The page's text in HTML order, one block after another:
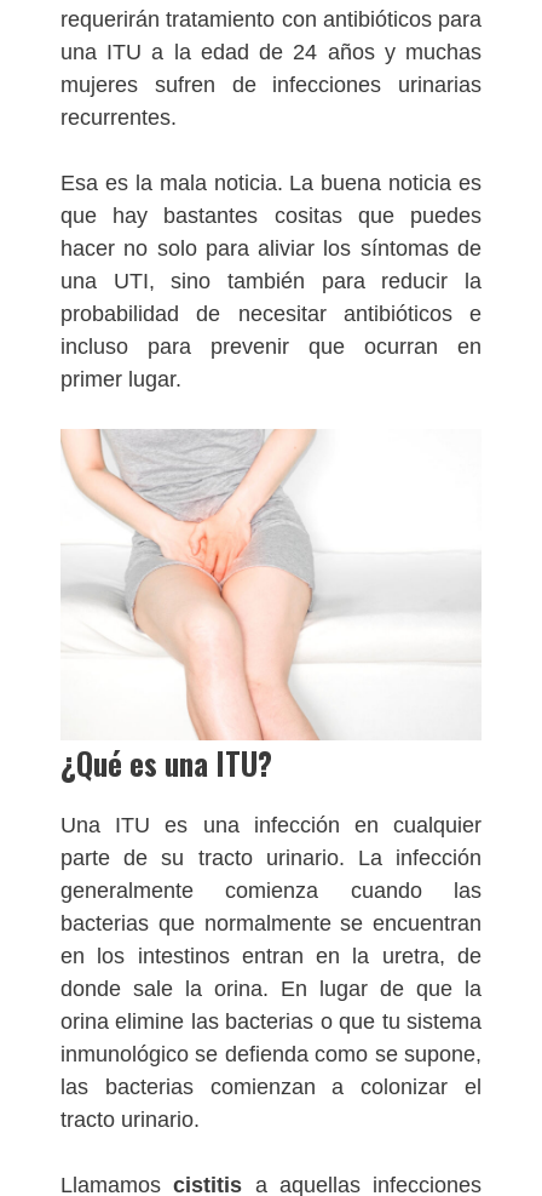
requerirán tratamiento con antibióticos para
una ITU a la edad de 24 años y muchas
mujeres sufren de infecciones urinarias
recurrentes.
Esa es la mala noticia. La buena noticia es
que hay bastantes cositas que puedes
hacer no solo para aliviar los síntomas de
una UTI, sino también para reducir la
probabilidad de necesitar antibióticos e
incluso para prevenir que ocurran en
primer lugar.
¿Qué es una ITU?
Una ITU es una infección en cualquier
parte de su tracto urinario. La infección
generalmente comienza cuando las
bacterias que normalmente se encuentran
en los intestinos entran en la uretra, de
donde sale la orina. En lugar de que la
orina elimine las bacterias o que tu sistema
inmunológico se defienda como se supone,
las bacterias comienzan a colonizar el
tracto urinario.
Llamamoscistitis a aquellas infecciones